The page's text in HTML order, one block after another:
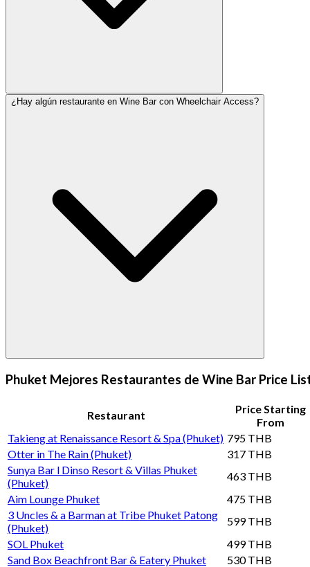
¿Hay algún restaurante en Wine Bar con Wheelchair Access?
Phuket Mejores Restaurantes de Wine Bar Price
Restaurant
Price Starting
From
Takieng at Renaissance Resort & Spa (Phuket) 795 THB
Otter in The Rain (Phuket)
317 THB
Sunya Bar l Dinso Resort & Villas Phuket
(Phuket)
463 THB
Aim Lounge Phuket
475 THB
3 Uncles & a Barman at Tribe Phuket Patong
(Phuket)
599 THB
SOL Phuket
499 THB
Sand Box Beachfront Bar & Eatery Phuket
530 THB